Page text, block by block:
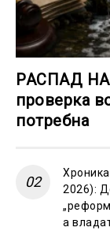
РАСПАД
проверка
потребна
2026):
а